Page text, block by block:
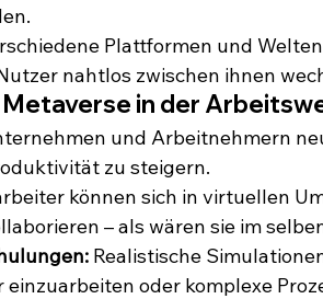
Plattformen und
nahtlos zwischen ihnen
in der
und Arbeitnehmern
zu steigern.
können sich in virtuellen
– als wären sie im
Realistische
oder komplexe